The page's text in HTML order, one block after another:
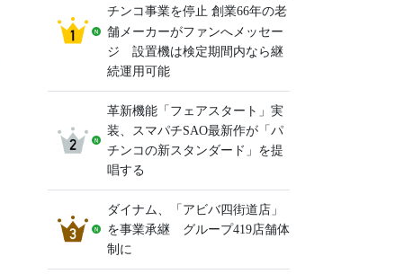
チンコ事業を停止 創業66年の老
舗メーカーがファンへメッセー
ジ 設置機は検定期間内なら継
続運用可能
革新機能「フェアスタート」実
装、スマパチSAO最新作が「パ
チンコの新スタンダード」を提
唱する
ダイナム、「アビバ四街道店」
を事業承継 グループ419店舗体
制に